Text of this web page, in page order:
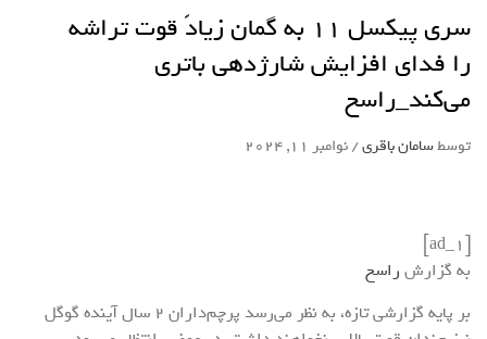
سری پیکسل 11 به گمان زیادً قوت تراشه
را فدای افزایش شارژدهی باتری
می‌کند_راسخ
توسطسامان باقری/نوامبر 11, 2024
[ad_1]
به گزارش راسخ
بر پایه گزارشی تازه، به‌ نظر می‌رسد پرچم‌داران 2 سال آینده گوگل